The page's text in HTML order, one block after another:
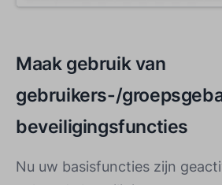
Maak gebruik van
gebruikers-/
beveiligingsfuncties
Nu uw basisfuncties zijn